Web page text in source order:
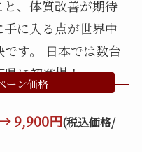
、体質改善が期待
に入る点が世界中
す。 日本では数台
県に初登場！
ーン価格
9,900円(税込価格/